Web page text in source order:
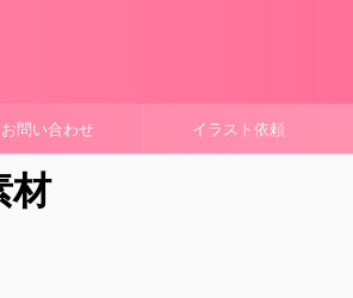
お問い合わせ イラスト依頼
材